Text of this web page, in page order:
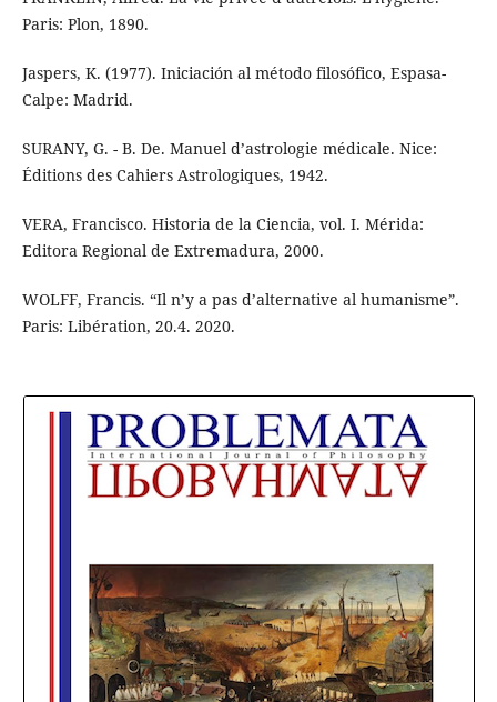
Paris: Plon, 1890.
Jaspers, K. (1977). Iniciación al método filosófico, Espasa-
Calpe: Madrid.
SURANY, G. - B. De. Manuel d’astrologie médicale. Nice:
Éditions des Cahiers Astrologiques, 1942.
VERA, Francisco. Historia de la Ciencia, vol. I. Mérida:
Editora Regional de Extremadura, 2000.
WOLFF, Francis. “Il n’y a pas d’alternative al humanisme”.
Paris: Libération, 20.4. 2020.